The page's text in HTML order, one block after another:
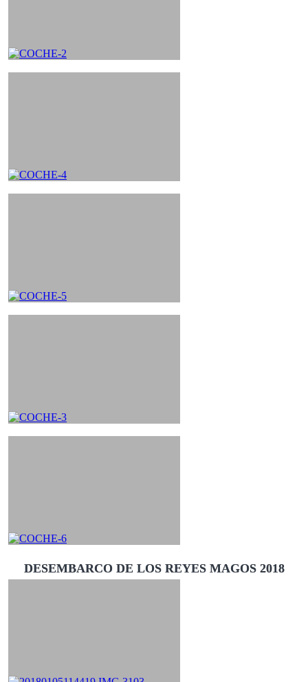
DESEMBARCO DE LOS REYES MAGOS 2018